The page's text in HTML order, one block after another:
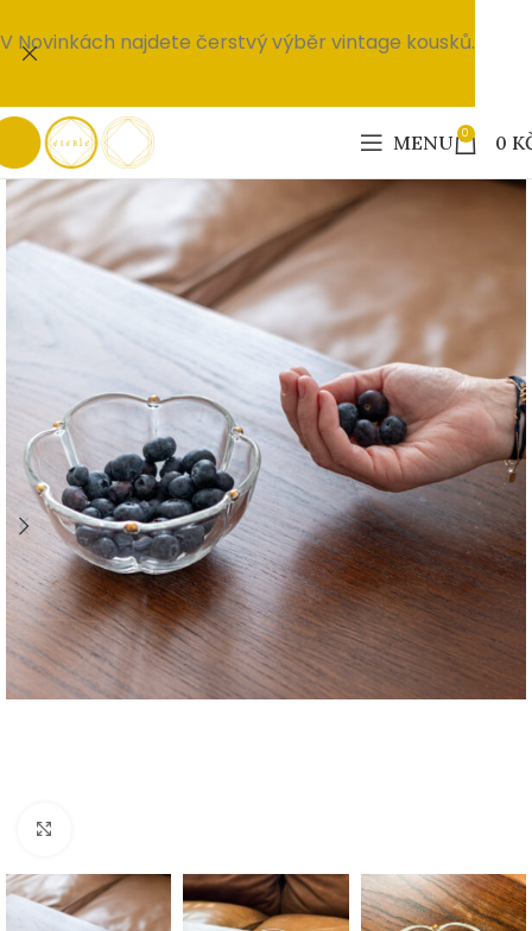
MENU 0 0
PRODÁNO
V Novinkách najdete čerstvý výběr vintage kousků.